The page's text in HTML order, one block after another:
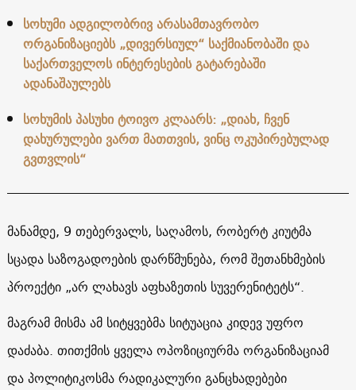
სოხუმი ადგილობრივ არასამთავრობო
ორგანიზაციებს „დივერსიულ“ საქმიანობაში და
საქართველოს ინტერესების გატარებაში
ადანაშაულებს
სოხუმის პასუხი ტოივო კლაარს: „დიახ, ჩვენ
დახურულები ვართ მათთვის, ვინც ოკუპირებულად
გვთვლის“
მანამდე, 9 თებერვალს, საღამოს, რობერტ კიუტმა
სცადა საზოგადოების დარწმუნება, რომ შეთანხმების
პროექტი „არ ლახავს აფხაზეთის სუვერენიტეტს“.
მაგრამ მისმა ამ სიტყვებმა სიტუაცია კიდევ უფრო
დაძაბა. თითქმის ყველა ოპოზიციურმა ორგანიზაციამ
და პოლიტიკოსმა რადიკალური განცხადებები